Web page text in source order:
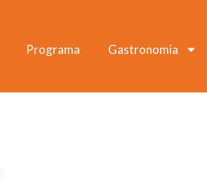
Programa Gastronomia